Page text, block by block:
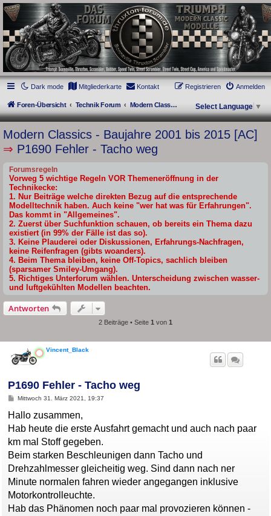
thruxton-forum.de
DAS FORUM! Alles rund um die Triumph Modern Classic Modelle. Das Forum für
die New Bonneville Baureihen ab BJ 2001. Triumph Bonneville, Thruxton,
Scrambler, Bobber, Speed Twin, Street Scrambler, Street Twin, Street Cup, America
und Speedmaster.
Dark mode
Mitgliederkarte Kontakt Anmelden
Registrieren
Foren-Übersicht Technik Forum Modern Classics - Baujahre 2001 bis 2015 [AC] Select Language ▼
Modern Classics - Baujahre 2001 bis 2015 [AC]
⇒ P1690 Fehler - Tacho weg
Forumsregeln
Vorweg 5 wichtige Regeln VOR Themeneröffnung in der
Technikecke:
1. Nur Beiträge welche direkten Bezug auf die entsprechende
Modelltechnik haben. Auch keine "wer hat was für Erfahrungen".
Das kommt in "Allgemeines".
2. Zuerst über Suchfunktion schauen, ob bereits ein Thema dazu
existiert (in 99% der Fälle ist das so).
3. Keine Plauderei oder Diskussionen, Erfahrungs-Nachfragen,
keine Reifenfragen (gibts woanders).
4. Beim Thema bleiben, keine Off-Topics, sachlich bleiben
(sparsamer Smiley-Umgang).
5. Richtiges Unterforum wählen. Unterscheidung zwischen wasser-
und luftgekühlten Modellen beachten.
Antworten
2 Beiträge • Seite 1 von 1
Vincent_Black
P1690 Fehler - Tacho weg
B
i
t
r
a
g
Mittwoch 31. März 2021, 19:37
Hallo zusammen,
Hab heute die erste Ausfahrt gemacht und auch nach paar
km mal Stoff gegeben.
Beim starken Beschleunigen dann Tacho und
Drehzahlmesser gleicheitig weg. Sind dann nach ner
Minute normalen fahren wieder angegangen inklusive
Motorkontrolleuchte.
Hab das Phänomen noch paar mal provozieren können -